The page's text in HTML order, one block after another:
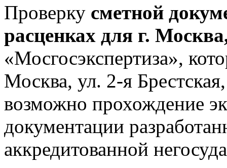
Проверку сметной
расценках для г.
«Мосгосэкспертиза»,
Москва, ул. 2-я
возможно прохождение
документации
аккредитованной